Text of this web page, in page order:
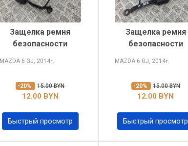
Защелка ремня
безопасности
MAZDA 6 GJ, 2014г.
-20% 15.00 BYN
12.00 BYN
Быстрый просмотр
Защелка ремня
безопасности
MAZDA 6 GJ, 2014г.
-20% 15.00 BYN
12.00 BYN
Быстрый просмотр